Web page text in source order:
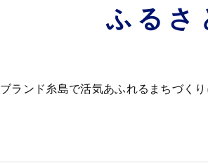
ふるさ
ブランド糸島で活気あふれるまちづく